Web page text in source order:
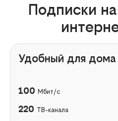
Подписки
Удобный для
100 Мбит/с
220 ТВ-канала